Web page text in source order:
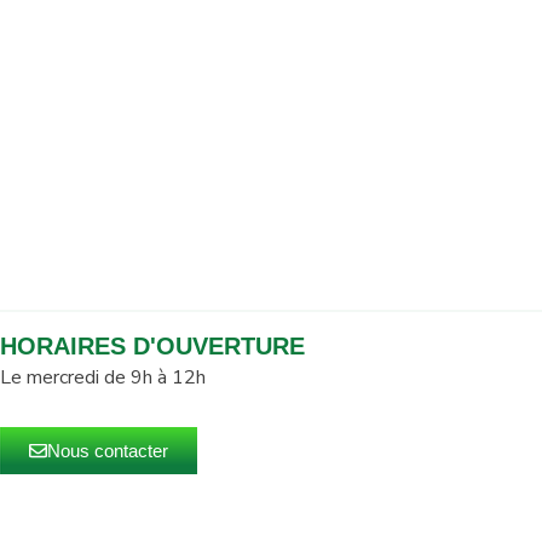
HORAIRES D'OUVERTURE
Le mercredi de 9h à 12h
Nous contacter